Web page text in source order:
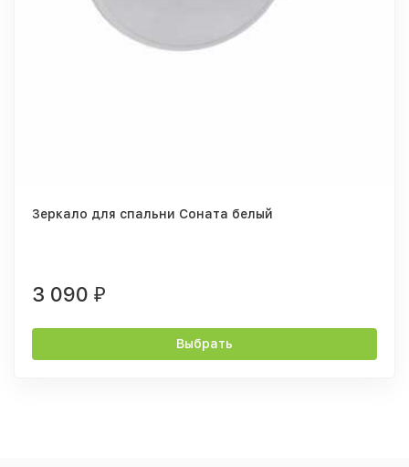
Зеркало для спальни Соната белый
3 090 ₽
Выбрать